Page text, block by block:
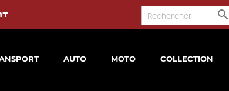

AUTO MOTO COLLECTION